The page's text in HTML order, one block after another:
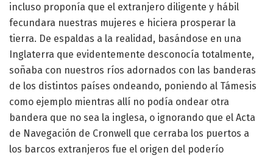
incluso proponía que el extranjero diligente y hábil
fecundara nuestras mujeres e hiciera prosperar la
tierra. De espaldas a la realidad, basándose en una
Inglaterra que evidentemente desconocía totalmente,
soñaba con nuestros ríos adornados con las banderas
de los distintos países ondeando, poniendo al Támesis
como ejemplo mientras allí no podía ondear otra
bandera que no sea la inglesa, o ignorando que el Acta
de Navegación de Cronwell que cerraba los puertos a
los barcos extranjeros fue el origen del poderío